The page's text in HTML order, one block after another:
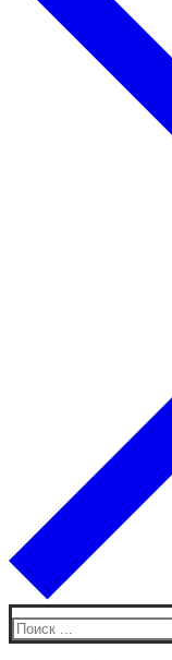
Искать: